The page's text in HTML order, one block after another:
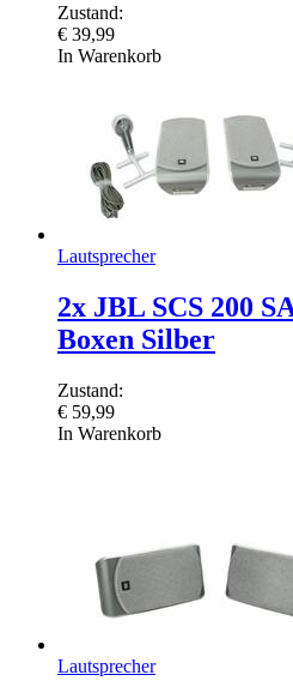
Zustand:
€ 39,99
In Warenkorb
Lautsprecher
2x JBL SCS 200
Boxen Silber
Zustand:
€ 59,99
In Warenkorb
Lautsprecher